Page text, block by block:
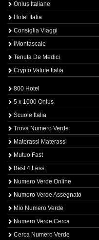
Onlus Italiane
Hotel Italia
Consiglia Viaggi
iMontascale
Tenuta De Medici
Crypto Valute Italia
800 Hotel
5 x 1000 Onlus
Scuole Italia
Trova Numero Verde
Materassi Materassi
Mutuo Fast
Best 4 Less
Numero Verde Online
Numero Verde Assegnato
Mio Numero Verde
Numero Verde Cerca
Cerca Numero Verde